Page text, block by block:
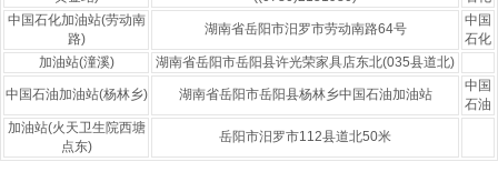
中国石化加油站(劳动南
路)
湖南省岳阳市汨罗市劳动南路64号
中国
石化
加油站(潼溪)
湖南省岳阳市岳阳县许光荣家具店东北(035县道北)
中国石油加油站(杨林乡) 湖南省岳阳市岳阳县杨林乡中国石油加油站
中国
石油
加油站(火天卫生院西塘
点东)
岳阳市汨罗市112县道北50米